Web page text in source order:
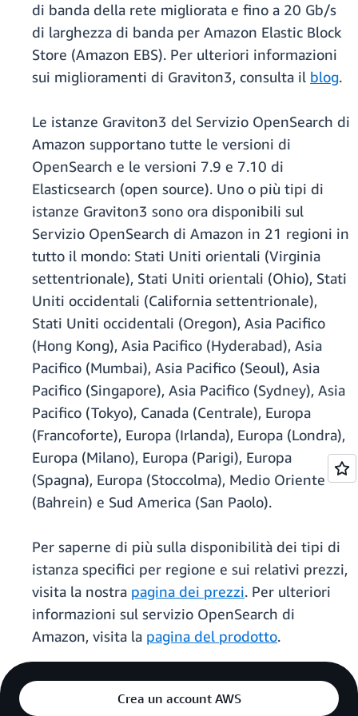
di banda della rete migliorata e fino a 20 Gb/s
di larghezza di banda per Amazon Elastic Block
Store (Amazon EBS). Per ulteriori informazioni
sui miglioramenti di Graviton3, consulta il blog.
Le istanze Graviton3 del Servizio OpenSearch di
Amazon supportano tutte le versioni di
OpenSearch e le versioni 7.9 e 7.10 di
Elasticsearch (open source). Uno o più tipi di
istanze Graviton3 sono ora disponibili sul
Servizio OpenSearch di Amazon in 21 regioni in
tutto il mondo: Stati Uniti orientali (Virginia
settentrionale), Stati Uniti orientali (Ohio), Stati
Uniti occidentali (California settentrionale),
Stati Uniti occidentali (Oregon), Asia Pacifico
(Hong Kong), Asia Pacifico (Hyderabad), Asia
Pacifico (Mumbai), Asia Pacifico (Seoul), Asia
Pacifico (Singapore), Asia Pacifico (Sydney), Asia
Pacifico (Tokyo), Canada (Centrale), Europa
(Francoforte), Europa (Irlanda), Europa (Londra),
Europa (Milano), Europa (Parigi), Europa
(Spagna), Europa (Stoccolma), Medio Oriente
(Bahrein) e Sud America (San Paolo).
Per saperne di più sulla disponibilità dei tipi di
istanza specifici per regione e sui relativi prezzi,
visita la nostra pagina dei prezzi. Per ulteriori
informazioni sul servizio OpenSearch di
Amazon, visita la pagina del prodotto.
Crea un account AWS